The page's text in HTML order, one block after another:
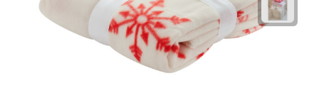
Sportflessen